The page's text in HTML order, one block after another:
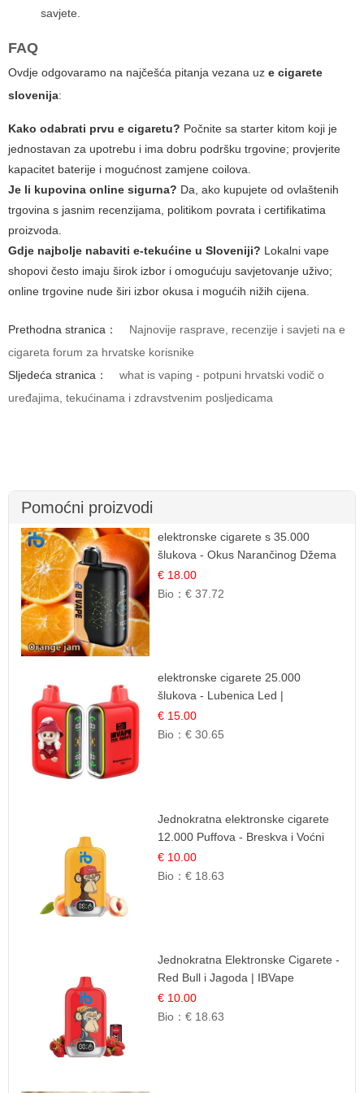
savjete.
FAQ
Ovdje odgovaramo na najčešća pitanja vezana uz e cigarete
slovenija:
Kako odabrati prvu e cigaretu? Počnite sa starter kitom koji je
jednostavan za upotrebu i ima dobru podršku trgovine; provjerite
kapacitet baterije i mogućnost zamjene coilova.
Je li kupovina online sigurna? Da, ako kupujete od ovlaštenih
trgovina s jasnim recenzijama, politikom povrata i certifikatima
proizvoda.
Gdje najbolje nabaviti e-tekućine u Sloveniji? Lokalni vape
shopovi često imaju širok izbor i omogućuju savjetovanje uživo;
online trgovine nude širi izbor okusa i mogućih nižih cijena.
Prethodna stranica：
Najnovije rasprave, recenzije i savjeti na e
cigareta forum za hrvatske korisnike
Sljedeća stranica：
what is vaping - potpuni hrvatski vodič o
uređajima, tekućinama i zdravstvenim posljedicama
Pomoćni proizvodi
elektronske cigarete s 35.000
šlukova - Okus Narančinog Džema
| Dugotrajno Iskustvo
€ 18.00
Bio：€ 37.72
elektronske cigarete 25.000
šlukova - Lubenica Led |
Osježavajući Ljetni Okus
€ 15.00
Bio：€ 30.65
Jednokratna elektronske cigarete
12.000 Puffova - Breskva i Voćni
Sok | Osježavajuća Voćna
Mješavina
€ 10.00
Bio：€ 18.63
Jednokratna Elektronske Cigarete -
Red Bull i Jagoda | IBVape
€ 10.00
Bio：€ 18.63